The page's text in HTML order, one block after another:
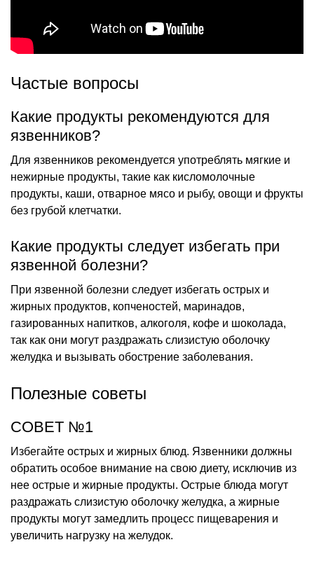
Частые вопросы
Какие продукты рекомендуются для
язвенников?
Для язвенников рекомендуется употреблять мягкие и
нежирные продукты, такие как кисломолочные
продукты, каши, отварное мясо и рыбу, овощи и фрукты
без грубой клетчатки.
Какие продукты следует избегать при
язвенной болезни?
При язвенной болезни следует избегать острых и
жирных продуктов, копченостей, маринадов,
газированных напитков, алкоголя, кофе и шоколада,
так как они могут раздражать слизистую оболочку
желудка и вызывать обострение заболевания.
Полезные советы
СОВЕТ №1
Избегайте острых и жирных блюд. Язвенники должны
обратить особое внимание на свою диету, исключив из
нее острые и жирные продукты. Острые блюда могут
раздражать слизистую оболочку желудка, а жирные
продукты могут замедлить процесс пищеварения и
увеличить нагрузку на желудок.